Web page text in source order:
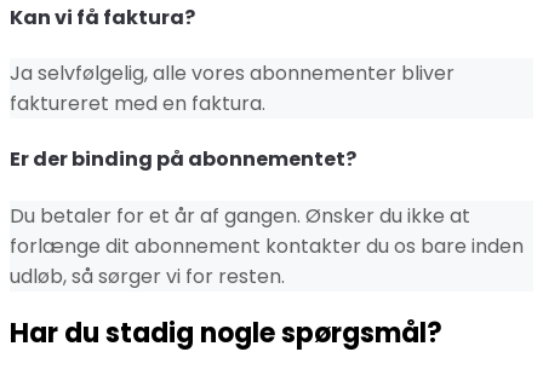
Kan vi få faktura?
Ja selvfølgelig, alle vores abonnementer bliver
faktureret med en faktura.
Er der binding på abonnementet?
Du betaler for et år af gangen. Ønsker du ikke at
forlænge dit abonnement kontakter du os bare inden
udløb, så sørger vi for resten.
Har du stadig nogle spørgsmål?